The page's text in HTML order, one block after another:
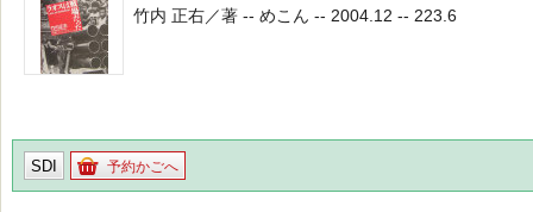
竹内 正右／著 -- めこん -- 2004.12 -- 223.6
SDI 予約かごへ